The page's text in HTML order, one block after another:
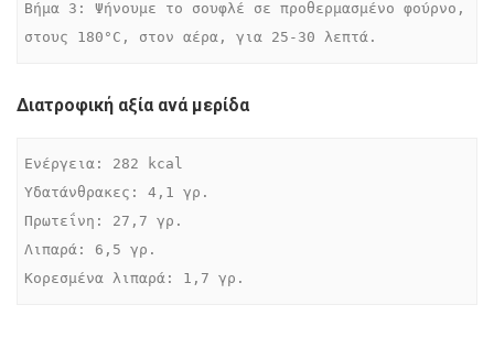
Βήμα 3: Ψήνουμε το σουφλέ σε προθερμασμένο φούρνο,
στους 180°C, στον αέρα, για 25-30 λεπτά.
Διατροφική αξία ανά μερίδα
Ενέργεια: 282 kcal
Υδατάνθρακες: 4,1 γρ.
Πρωτεΐνη: 27,7 γρ.
Λιπαρά: 6,5 γρ.
Κορεσμένα λιπαρά: 1,7 γρ.